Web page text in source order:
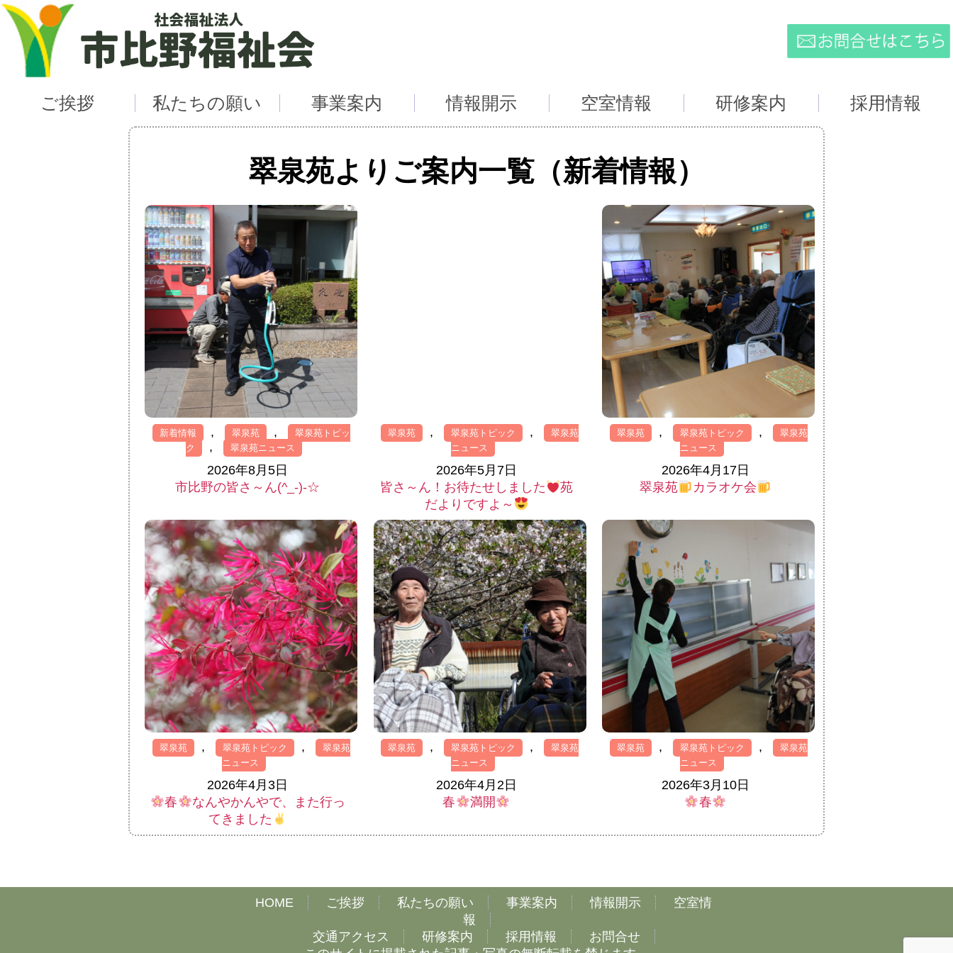
ご挨拶 私たちの願い 事業案内 情報開示 空室情報 研修案内 採用情報
翠泉苑よりご案内一覧（新着情報）
新着情報 , 翠泉苑 ,
翠泉苑トピッ
ク
, 翠泉苑ニュース
2026年8月5日
市比野の皆さ～ん(^_-)-☆
翠泉苑 , 翠泉苑トピック ,
翠泉苑
ニュース
2026年5月7日
皆さ～ん！お待たせしました
苑
だよりですよ～
翠泉苑 , 翠泉苑トピック ,
翠泉苑
ニュース
2026年4月17日
翠泉苑
カラオケ会
翠泉苑 , 翠泉苑トピック ,
翠泉苑
ニュース
2026年4月3日
春
なんやかんやで、また行っ
てきました
翠泉苑 , 翠泉苑トピック ,
翠泉苑
ニュース
2026年4月2日
春
満開
翠泉苑 , 翠泉苑トピック ,
翠泉苑
ニュース
2026年3月10日
春
HOME ご挨拶 私たちの願い 事業案内 情報開示
空室情
報
交通アクセス
研修案内 採用情報
お問合せ